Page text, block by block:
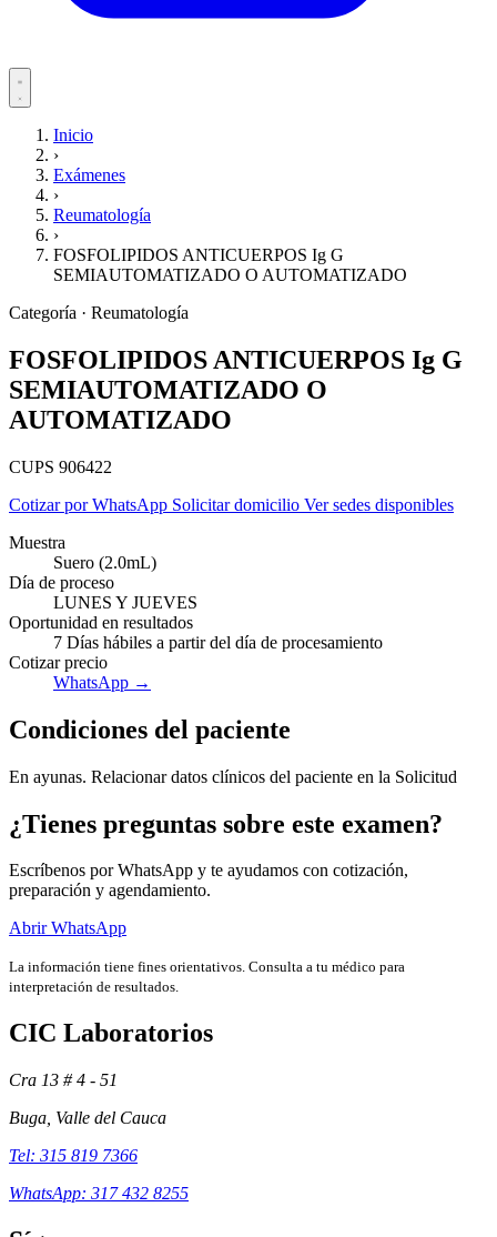
Servicios
Empresas
Exámenes
Inicio
›
Exámenes
›
Reumatología
›
FOSFOLIPIDOS ANTICUERPOS Ig G
SEMIAUTOMATIZADO O AUTOMATIZADO
Categoría · Reumatología
FOSFOLIPIDOS ANTICUERPOS Ig G
SEMIAUTOMATIZADO O
AUTOMATIZADO
CUPS 906422
Cotizar por WhatsApp Solicitar domicilio Ver sedes disponibles
Muestra
Suero (2.0mL)
Día de proceso
LUNES Y JUEVES
Oportunidad en resultados
7 Días hábiles a partir del día de procesamiento
Cotizar precio
WhatsApp →
Condiciones del paciente
En ayunas. Relacionar datos clínicos del paciente en la Solicitud
¿Tienes preguntas sobre este examen?
Escríbenos por WhatsApp y te ayudamos con cotización,
preparación y agendamiento.
Abrir WhatsApp
La información tiene fines orientativos. Consulta a tu médico para
interpretación de resultados.
CIC Laboratorios
Cra 13 # 4 - 51
Buga, Valle del Cauca
Tel: 315 819 7366
WhatsApp: 317 432 8255